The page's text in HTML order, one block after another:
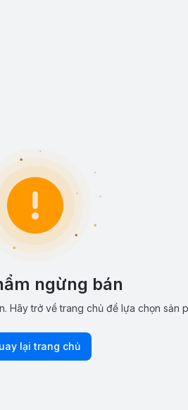
ngừng bán
Hãy trở về trang chủ để lựa chọn sản
lại trang chủ